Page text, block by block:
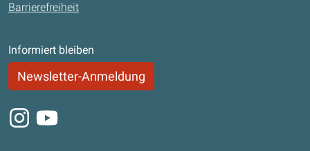
Barrierefreiheit
Informiert bleiben
Newsletter-Anmeldung
Instagram
Youtube